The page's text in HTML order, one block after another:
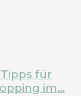
für
im…